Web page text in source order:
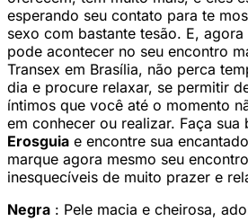
esperando seu contato para te
sexo com bastante tesão. E,
pode acontecer no seu encontro
Transex em Brasília, não perca
dia e procure relaxar, se permitir
íntimos que você até o momento
em conhecer ou realizar. Faça sua
Erosguia e encontre sua
marque agora mesmo seu
inesquecíveis de muito prazer e
Negra : Pele macia e cheirosa,